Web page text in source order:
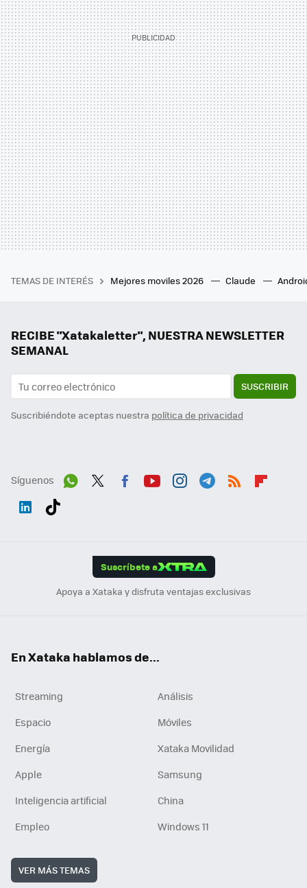
TEMAS DE INTERÉS Mejores moviles 2026 Claude
RECIBE "Xatakaletter", NUESTRA NEWSLETTER
SEMANAL
SUSCRIBIR
Suscribiéndote aceptas nuestra política de privacidad
Síguenos
Suscríbete a
Apoya a Xataka y disfruta ventajas exclusivas
En Xataka hablamos de...
Streaming
Análisis
Espacio
Móviles
Energía
Xataka Movilidad
Apple
Samsung
Inteligencia artificial
China
Empleo
Windows 11
VER MÁS TEMAS